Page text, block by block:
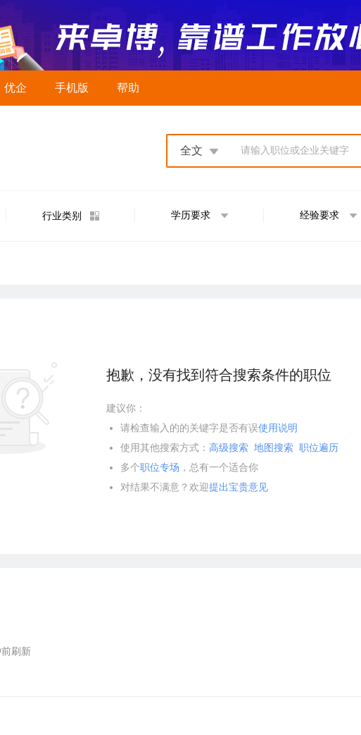
优企 手机版 帮助
请输入职位或企业关键字
全文
行业类别 学历要求 经验要求
抱歉，没有找到符合搜索条件的职位
建议你：
请检查输入的的关键字是否有误使用说明
使用其他搜索方式： 高级搜索 地图搜索 职位遍历
多个职位专场 ，总有一个适合你
对结果不满意？欢迎提出宝贵意见
前刷新